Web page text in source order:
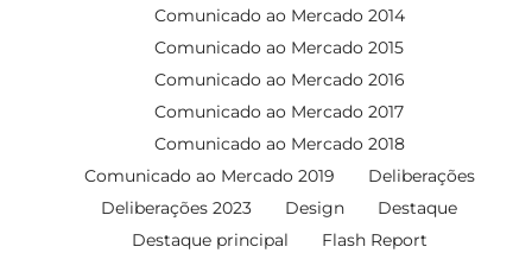
Comunicado ao Mercado 2014
Comunicado ao Mercado 2015
Comunicado ao Mercado 2016
Comunicado ao Mercado 2017
Comunicado ao Mercado 2018
Comunicado ao Mercado 2019
Deliberações
Deliberações 2023
Design
Destaque
Destaque principal
Flash Report